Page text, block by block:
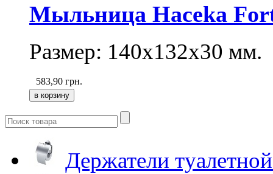
Мыльница Haceka
Размер: 140х132х30 мм.
583,90 грн.
Держатели